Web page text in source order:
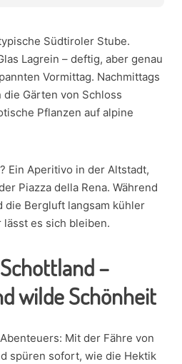
Südtiroler Stube.
Lagrein – deftig, aber genau
Vormittag. Nachmittags
Gärten von Schloss
Pflanzen auf alpine
Ein Aperitivo in der Altstadt,
Piazza della Rena. Während
die Bergluft langsam kühler
es sich bleiben.
–
wilde Schönheit
Mit der Fähre von
spüren sofort, wie die Hektik